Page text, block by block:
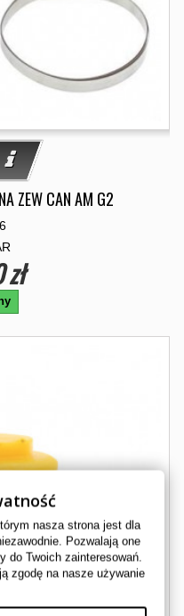
ZEW CAN AM G2
nasza strona jest dla
Pozwalają one
do Twoich zainteresowań.
zgodę na nasze używanie